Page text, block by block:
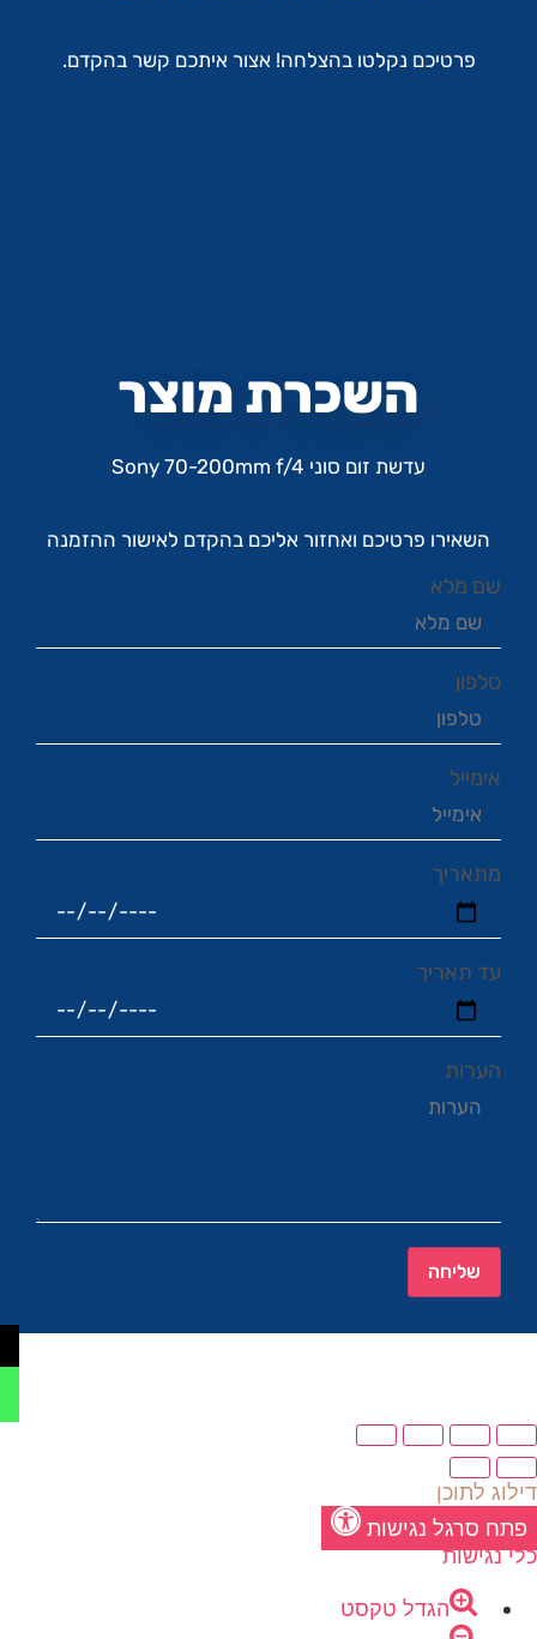
פרטיכם נקלטו בהצלחה! אצור איתכם קשר בהקדם.
השכרת מוצר
עדשת זום סוני Sony 70-200mm f/4
השאירו פרטיכם ואחזור אליכם בהקדם לאישור ההזמנה
שם מלא
טלפון
אימייל
מתאריך
עד תאריך
הערות
שליחה
דילוג לתוכן
פתח סרגל נגישות
כלי נגישות
הגדל טקסט